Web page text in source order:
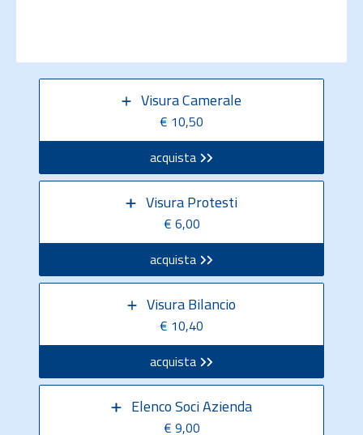
Visura Camerale
€ 10,50
acquista
Visura Protesti
€ 6,00
acquista
Visura Bilancio
€ 10,40
acquista
Elenco Soci Azienda
€ 9,00